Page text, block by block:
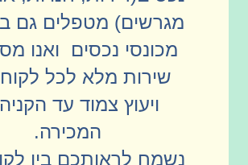
מגרשים) מטפלים גם
מכונסי נכסים ואנו
שירות מלא לכל
ויעוץ צמוד עד
המכירה.
נשמח לראותכם בין